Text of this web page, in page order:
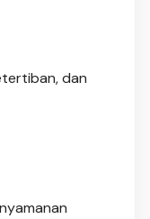
dan